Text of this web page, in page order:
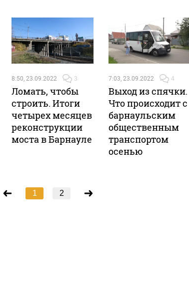
8:50, 23.09.2022 3
Ломать, чтобы
строить. Итоги
четырех месяцев
реконструкции
моста в Барнауле
7:03, 23.09.2022 4
Выход из спячки.
Что происходит с
барнаульским
общественным
транспортом
осенью
1 2